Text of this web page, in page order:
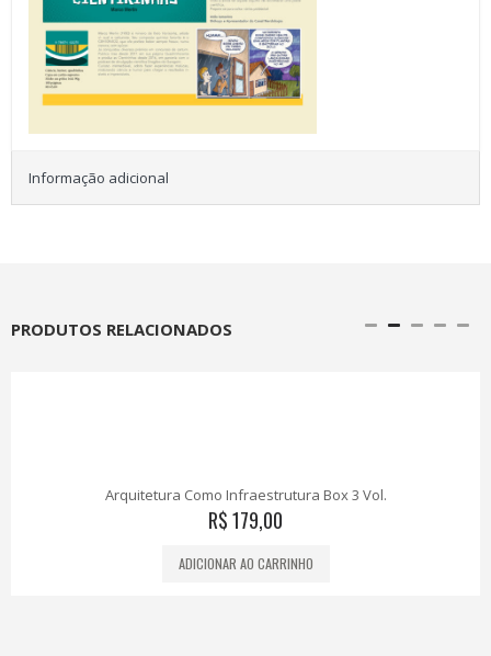
Informação adicional
PRODUTOS RELACIONADOS
Arquitetura Como Infraestrutura Box 3 Vol.
R$179,00
ADICIONAR AO CARRINHO